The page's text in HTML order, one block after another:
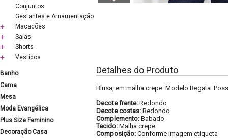
Conjuntos
Gestantes e Amamentação
Macacões
Saias
Shorts
Vestidos
Banho
Cama
Mesa
Moda Evangélica
Plus Size Feminino
Decoração Casa
Detalhes do Produto
Blusa, em malha crepe. Modelo Regata.
Decote frente: Redondo
Decote costas: Redondo
Complemento: Babado
Tecido: Malha crepe
Composição: Conforme imagem etiqueta